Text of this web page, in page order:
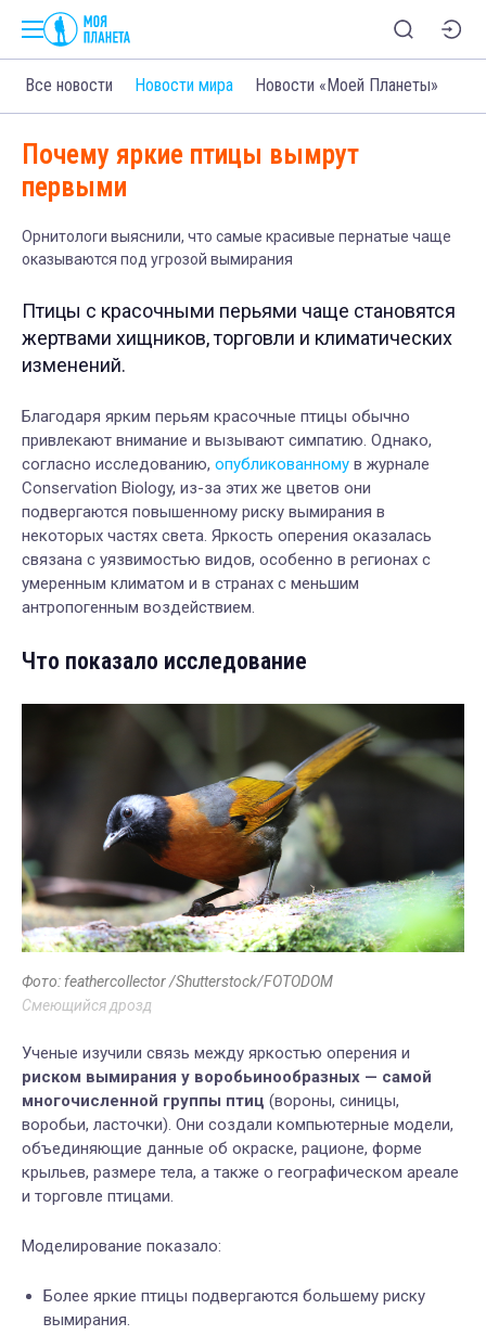
Все новости Новости мира Новости «Моей Планеты»
Почему яркие птицы вымрут
первыми
Орнитологи выяснили, что самые красивые пернатые чаще
оказываются под угрозой вымирания
Птицы с красочными перьями чаще становятся
жертвами хищников, торговли и климатических
изменений.
Благодаря ярким перьям красочные птицы обычно
привлекают внимание и вызывают симпатию. Однако,
согласно исследованию, опубликованному в журнале
Conservation Biology, из-за этих же цветов они
подвергаются повышенному риску вымирания в
некоторых частях света. Яркость оперения оказалась
связана с уязвимостью видов, особенно в регионах с
умеренным климатом и в странах с меньшим
антропогенным воздействием.
Что показало исследование
Фото: feathercollector /Shutterstock/FOTODOM
Смеющийся дрозд
Ученые изучили связь между яркостью оперения и
риском вымирания у воробьинообразных — самой
многочисленной группы птиц (вороны, синицы,
воробьи, ласточки). Они создали компьютерные модели,
объединяющие данные об окраске, рационе, форме
крыльев, размере тела, а также о географическом ареале
и торговле птицами.
Моделирование показало:
Более яркие птицы подвергаются большему риску
вымирания.